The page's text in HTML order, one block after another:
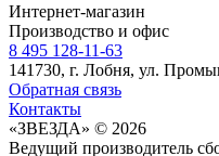
Интернет-магазин
Производство и офис
8 495 128-11-63
141730, г. Лобня, ул.
Обратная связь
Контакты
«ЗВЕЗДА» © 2026
Ведущий производитель